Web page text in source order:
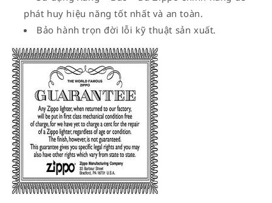
phát huy hiệu năng tốt nhất và an toàn.
Bảo hành trọn đời lỗi kỹ thuật sản xuất.